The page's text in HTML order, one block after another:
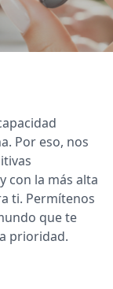
Por eso, nos
con la más alta
ti. Permítenos
que te
prioridad.